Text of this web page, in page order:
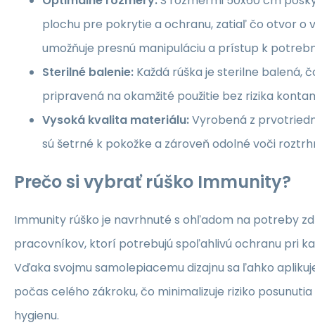
plochu pre pokrytie a ochranu, zatiaľ čo otvor o
umožňuje presnú manipuláciu a prístup k
Sterilné balenie: Každá rúška je sterilne balená,
pripravená na okamžité použitie bez rizika
Vysoká kvalita materiálu:Vyrobená z
sú šetrné k pokožke a zároveň odolné voči
Prečo si vybrať rúško Immunity?
Immunity rúško je navrhnuté s ohľadom na potreby
pracovníkov, ktorí potrebujú spoľahlivú ochranu pri
Vďaka svojmu samolepiacemu dizajnu sa ľahko
počas celého zákroku, čo minimalizuje riziko
hygienu.